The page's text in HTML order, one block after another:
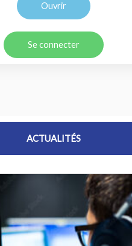
Ouvrir
Se connecter
ACTUALITÉS